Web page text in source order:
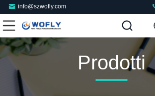
info@szwofly.com
Prodotti